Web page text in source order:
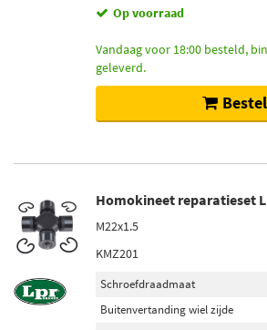
Op voorraad
Vandaag voor 18:00 besteld,
geleverd.
Homokineet reparatieset
M22x1.5
KMZ201
Schroefdraadmaat
Buitenvertanding wiel zijde